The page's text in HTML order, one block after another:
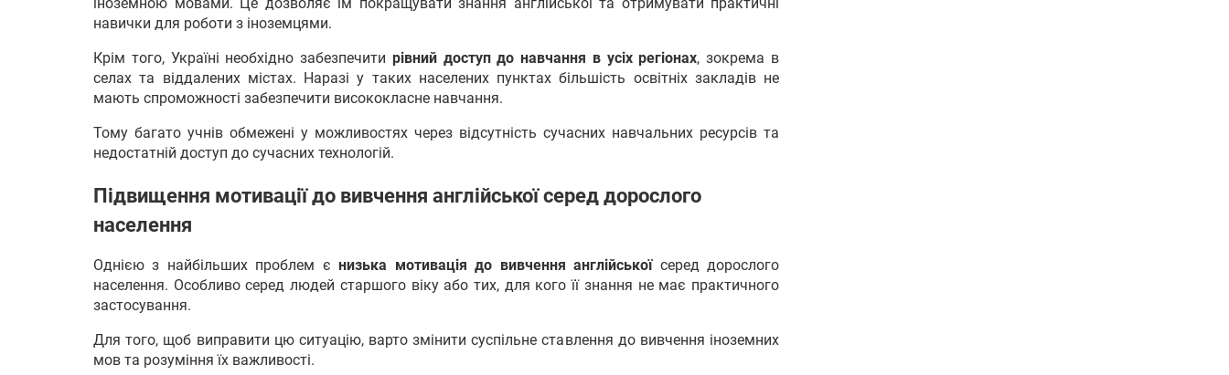
навички для роботи з іноземцями.
Крім того, Україні необхідно забезпечити рівний доступ до навчання в усіх регіонах, зокрема в
селах та віддалених містах. Наразі у таких населених пунктах більшість освітніх закладів не
мають спроможності забезпечити висококласне навчання.
Тому багато учнів обмежені у можливостях через відсутність сучасних навчальних ресурсів та
недостатній доступ до сучасних технологій.
Підвищення мотивації до вивчення англійської серед дорослого
населення
Однією з найбільших проблем єнизька мотивація до вивчення англійськоїсеред дорослого
населення. Особливо серед людей старшого віку або тих, для кого її знання не має практичного
застосування.
Для того, щоб виправити цю ситуацію, варто змінити суспільне ставлення до вивчення іноземних
мов та розуміння їх важливості.